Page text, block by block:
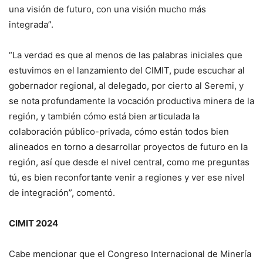
una visión de futuro, con una visión mucho más
integrada”.
“La verdad es que al menos de las palabras iniciales que
estuvimos en el lanzamiento del CIMIT, pude escuchar al
gobernador regional, al delegado, por cierto al Seremi, y
se nota profundamente la vocación productiva minera de la
región, y también cómo está bien articulada la
colaboración público-privada, cómo están todos bien
alineados en torno a desarrollar proyectos de futuro en la
región, así que desde el nivel central, como me preguntas
tú, es bien reconfortante venir a regiones y ver ese nivel
de integración”, comentó.
CIMIT 2024
Cabe mencionar que el Congreso Internacional de Minería